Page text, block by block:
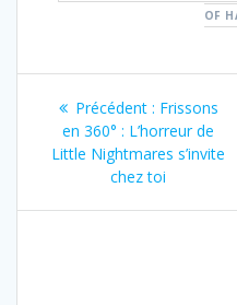
OF
Navigation
de
l’article
Précédent : Article
précédent
:
Frissons
en 360° : L’horreur de
Little Nightmares s’invite
chez toi